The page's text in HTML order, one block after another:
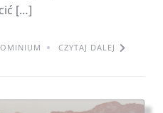
[…]
CZYTAJ DALEJ